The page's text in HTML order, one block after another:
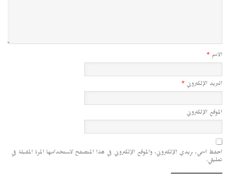
الاسم *
البريد الإلكتروني *
الموقع الإلكتروني
احفظ اسمي، بريدي الإلكتروني، والموقع الإلكتروني في هذا المتصفح لاستخدامها المرة المقبلة في
تعليقي.